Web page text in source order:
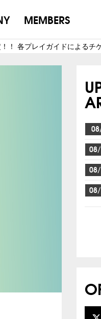
MEMBERS
！ 各プレイガイドによるチ